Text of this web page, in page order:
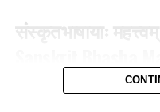
गिरगिट
संस्कृतभाषायाः महत्त्वम्
संस्कृतभाषा विश्वस्य सर्वासु